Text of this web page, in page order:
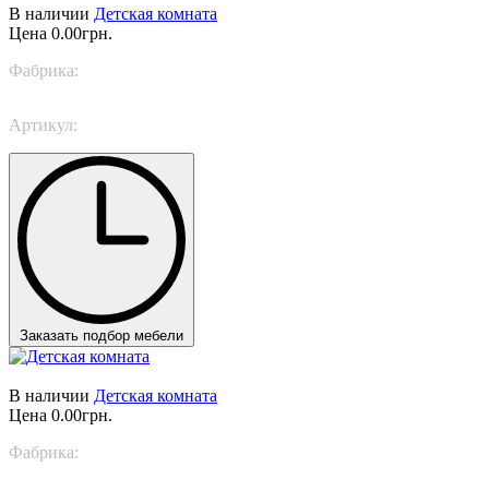
В наличии Детская комната
Цена 0.00грн.
Фабрика:
Артикул:
Заказать подбор мебели
В наличии Детская комната
Цена 0.00грн.
Фабрика: